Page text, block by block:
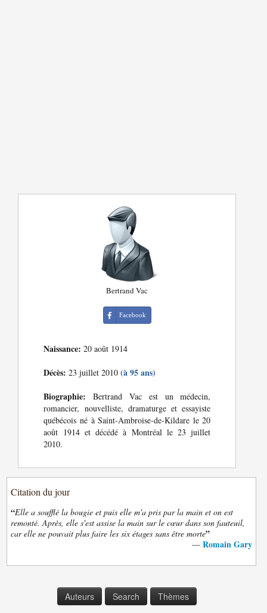
Bertrand Vac
Facebook
Naissance: 20 août 1914
Décès: 23 juillet 2010(à 95 ans)
Biographie: Bertrand Vac est un médecin,
romancier, nouvelliste, dramaturge et essayiste
québécois né à Saint-Ambroise-de-Kildare le 20
août 1914 et décédé à Montréal le 23 juillet
2010.
Citation du jour
“Elle a soufflé la bougie et puis elle m'a pris par la main et on est
remonté. Après, elle s'est assise la main sur le cœur dans son fauteuil,
car elle ne pouvait plus faire les six étages sans être morte”
— Romain Gary
Auteurs Search Thèmes